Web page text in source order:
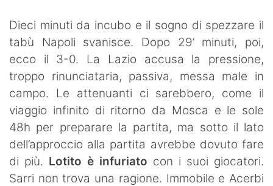
Contatti
Dieci minuti da incubo e il sogno di spezzare il
tabù Napoli svanisce. Dopo 29’ minuti, poi,
ecco il 3-0. La Lazio accusa la pressione,
troppo rinunciataria, passiva, messa male in
campo. Le attenuanti ci sarebbero, come il
viaggio infinito di ritorno da Mosca e le sole
48h per preparare la partita, ma sotto il lato
dell’approccio alla partita avrebbe dovuto fare
di più. Lotito è infuriato con i suoi giocatori.
Sarri non trova una ragione. Immobile e Acerbi